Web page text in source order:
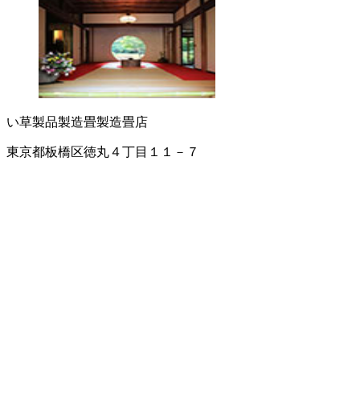
い草製品製造畳製造畳店
東京都板橋区徳丸４丁目１１－７